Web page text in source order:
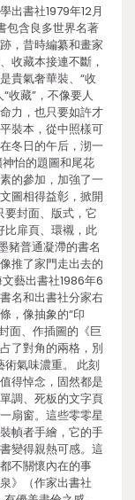
出書社1979年12月
包含良多世界名著
，昔時編纂和畫家
收藏本接連不斷，
貴氣奢華裝、“收
收藏”，不像要人
力，也只要如許才
裝本，從中照樣可
冬日的午后，沏一
怡的題圖和尾花
的參加，加強了一
圖相得益彰，掀開
封面、版式，它
扉頁、環襯，此
豬普通凝滯的書名
推了家門走出去的
藝出書社1986年6
名和出書社分家右
，像抽象的“印
面、作插圖的《巨
了對角的兩格，別
氣味濃重。 此刻
得悼念，固然都是
調、死板的文字頁
扇窗。這些零零星
幀者手繪，它的手
變得親熱可感。這
不關懷內在的事
》（作家出書社